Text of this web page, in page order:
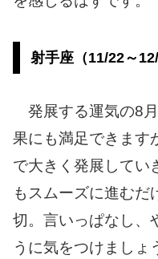
射手座（11/22～12/
発展する運気の8
果にも満足できます
で大きく発展してい
もスムーズに進むだ
切。言いっぱなし、
うに気をつけましょ